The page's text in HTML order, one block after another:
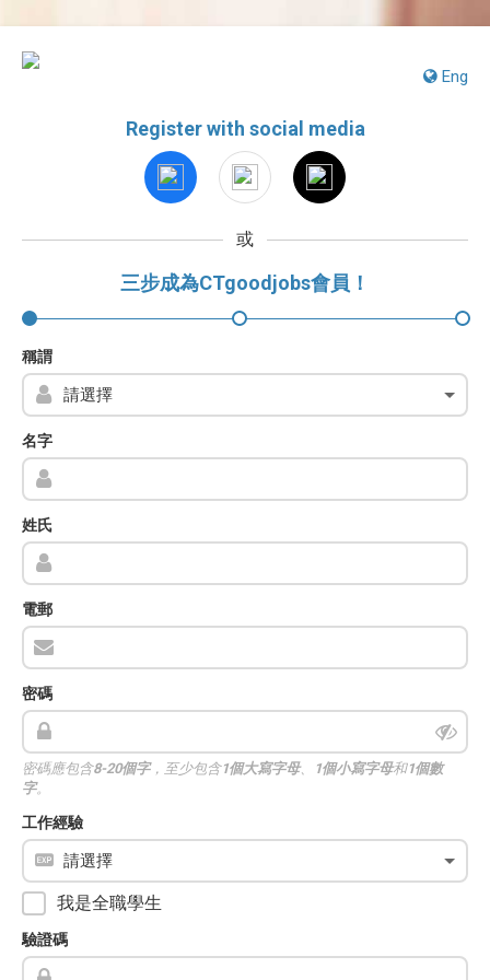
Eng
Register with social media
或
三步成為CTgoodjobs會員！
稱謂
名字
姓氏
電郵
密碼
密碼應包含8-20個字，至少包含1個大寫字母、 1個小寫字母和1個數
字。
工作經驗
我是全職學生
驗證碼